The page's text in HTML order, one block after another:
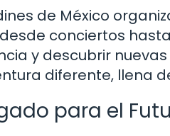
de México
conciertos
y descubrir
diferente, llena
para el